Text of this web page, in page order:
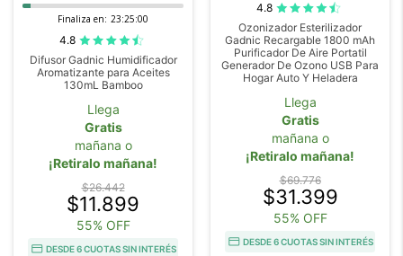
Finaliza en: 23:24:59
4.8
Difusor Gadnic Humidificador
Aromatizante para Aceites
130mL Bamboo
Llega
Gratis
mañana o
¡Retiralo mañana!
$26.442
$11.899
55% OFF
DESDE 6 CUOTAS SIN INTERÉS
4.8
Ozonizador Esterilizador
Gadnic Recargable 1800 mAh
Purificador De Aire Portatil
Generador De Ozono USB Para
Hogar Auto Y Heladera
Llega
Gratis
mañana o
¡Retiralo mañana!
$69.776
$31.399
55% OFF
DESDE 6 CUOTAS SIN INTERÉS